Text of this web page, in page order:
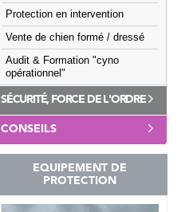
Protection en intervention
Vente de chien formé / dressé
Audit & Formation "cyno
opérationnel"
SÉCURITÉ, FORCE DE L'ORDRE
CONSEILS
EQUIPEMENT DE
PROTECTION